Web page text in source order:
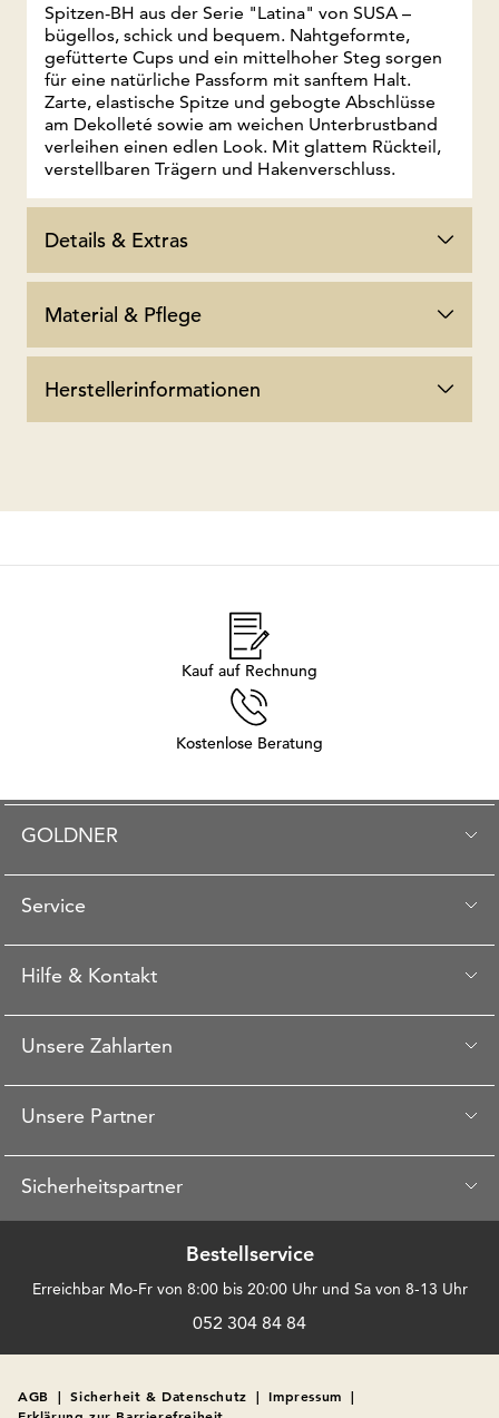
Spitzen-BH aus der Serie "Latina" von SUSA –
bügellos, schick und bequem. Nahtgeformte,
gefütterte Cups und ein mittelhoher Steg sorgen
für eine natürliche Passform mit sanftem Halt.
Zarte, elastische Spitze und gebogte Abschlüsse
am Dekolleté sowie am weichen Unterbrustband
verleihen einen edlen Look. Mit glattem Rückteil,
verstellbaren Trägern und Hakenverschluss.
Details & Extras
Material & Pflege
Herstellerinformationen
Kauf auf Rechnung
Kostenlose Beratung
GOLDNER
Service
Hilfe & Kontakt
Unsere Zahlarten
Unsere Partner
Sicherheitspartner
Bestellservice
Erreichbar Mo-Fr von 8:00 bis 20:00 Uhr und Sa von 8-13 Uhr
052 304 84 84
AGB | Sicherheit & Datenschutz | Impressum |